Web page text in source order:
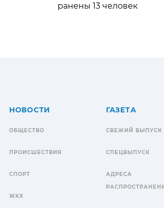
ранены 13 человек
НОВОСТИ
ОБЩЕСТВО
ПРОИСШЕСТВИЯ
СПОРТ
ЖКХ
ГАЗЕТА
СВЕЖИЙ ВЫПУСК
СПЕЦВЫПУСК
АДРЕСА